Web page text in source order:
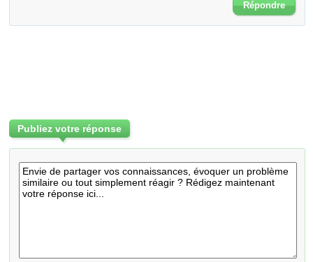
Répondre
Publiez votre réponse